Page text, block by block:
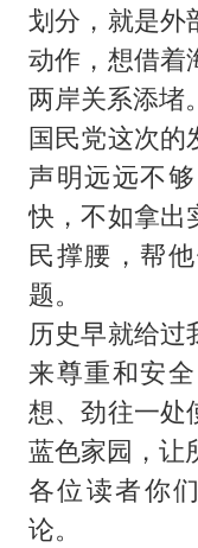
划分，就是外
动作，想借着
两岸关系添堵。
国民党这次的
声明远远不
快，不如拿出
民撑腰，帮
题。
历史早就给过
来尊重和安
想、劲往一处
蓝色家园，让
各位读者你
论。